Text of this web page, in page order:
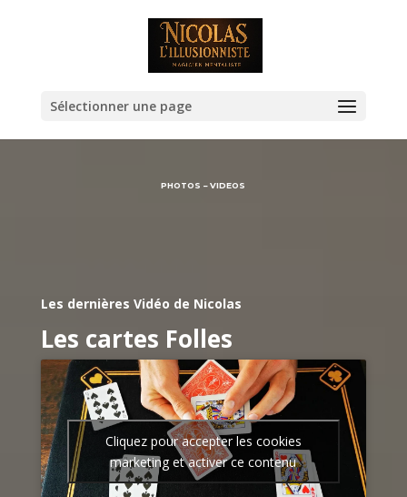
Sélectionner une page
PHOTOS – VIDEOS
Les dernières Vidéo de Nicolas
Les cartes Folles
Cliquez pour accepter les cookies
marketing et activer ce contenu